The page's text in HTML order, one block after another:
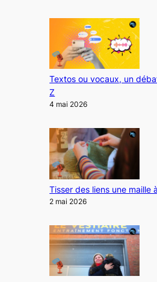
Textos ou vocaux, un
Z
4 mai 2026
Tisser des liens une maille
2 mai 2026